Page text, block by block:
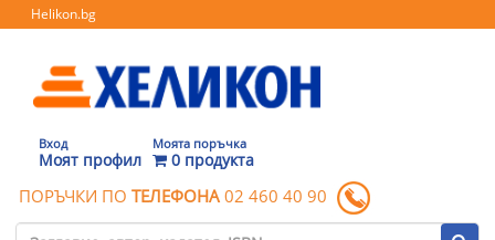
Helikon.bg
Вход
Моят профил
Моята поръчка
0 продукта
ПОРЪЧКИ ПО ТЕЛЕФОНА 02 460 40 90